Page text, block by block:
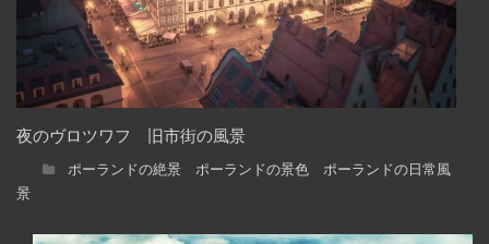
夜のヴロツワフ 旧市街の風景
ポーランドの絶景 ポーランドの景色 ポーランドの日常風
景